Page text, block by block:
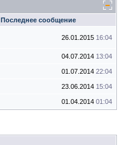
Последнее сообщение
26.01.2015 16:04
04.07.2014 13:04
01.07.2014 22:04
23.06.2014 15:04
01.04.2014 01:04